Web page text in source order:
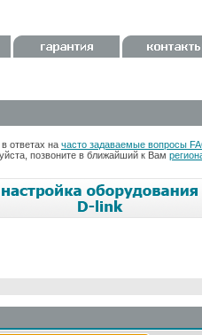
ответах на часто задаваемые вопросы
позвоните в ближайший к Вам